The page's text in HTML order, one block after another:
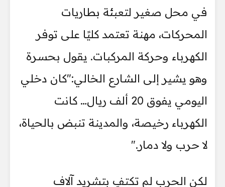
في محل صغير لتعبئة بطاريات
المحركات، مهنة تعتمد كليًا على توفر
الكهرباء وحركة المركبات. يقول بحسرة
وهو يشير إلى الشارع الخالي:"كان دخلي
اليومي يفوق 20 ألف ريال… كانت
الكهرباء رخيصة، والمدينة تنبض بالحياة،
لا حرب ولا دمار."
لكن الحرب لم تكتفِ بتشريد آلاف